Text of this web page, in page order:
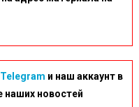
Telegram и наш аккаунт в
наших новостей